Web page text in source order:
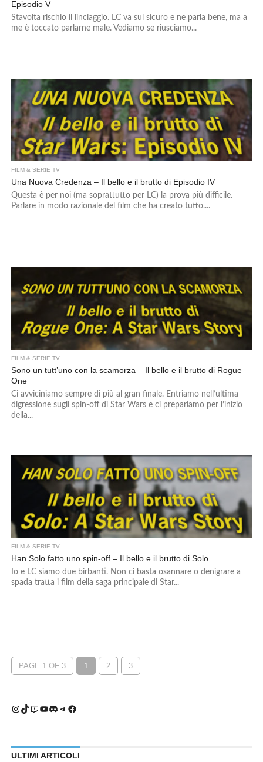
Episodio V
Stavolta rischio il linciaggio. LC va sul sicuro e ne parla bene, ma a
me è toccato parlarne male. Vediamo se riusciamo...
FILM & SERIE TV
Una Nuova Credenza – Il bello e il brutto di Episodio IV
Questa è per noi (ma soprattutto per LC) la prova più difficile.
Parlare in modo razionale del film che ha creato tutto....
FILM & SERIE TV
Sono un tutt’uno con la scamorza – Il bello e il brutto di Rogue
One
Ci avviciniamo sempre di più al gran finale. Entriamo nell’ultima
digressione sugli spin-off di Star Wars e ci prepariamo per l’inizio
della...
FILM & SERIE TV
Han Solo fatto uno spin-off – Il bello e il brutto di Solo
Io e LC siamo due birbanti. Non ci basta osannare o denigrare a
spada tratta i film della saga principale di Star...
PAGE 1 OF 3 1 2 3
Instagram
TikTok
Twitch
YouTube
Discord
Telegram
Facebook
ULTIMI ARTICOLI